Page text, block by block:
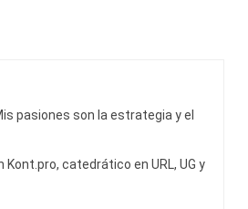
pasiones son la estrategia y el
catedrático en URL, UG y